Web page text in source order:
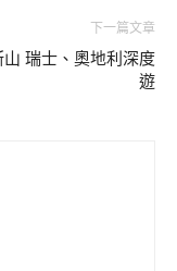
下一篇文章
山 瑞士、奧地利深度
遊